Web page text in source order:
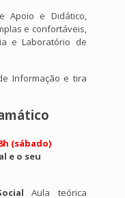
Apoio e Didático,
e confortáveis,
e Laboratório de
Informação e tira
(sábado)
e o seu
Aula teórica